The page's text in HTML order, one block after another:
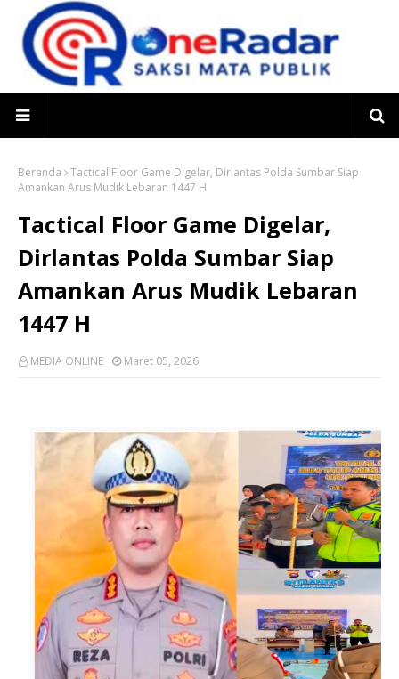
Beranda
Tactical Floor Game Digelar, Dirlantas Polda Sumbar Siap
Amankan Arus Mudik Lebaran 1447 H
Tactical Floor Game Digelar,
Dirlantas Polda Sumbar Siap
Amankan Arus Mudik Lebaran
1447 H
MEDIA ONLINE Maret 05, 2026